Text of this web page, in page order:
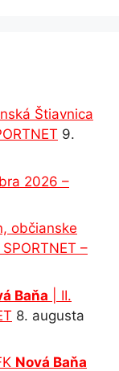
Štiavnica
9.
2026 –
občianske
–
Baňa | II.
8. augusta
Nová Baňa